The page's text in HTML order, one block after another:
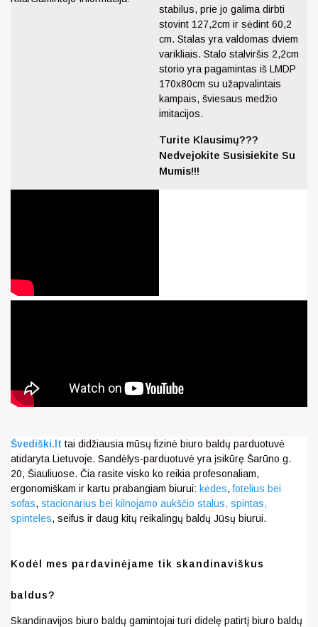
stabilus, prie jo galima dirbti
stovint 127,2cm ir sėdint 60,2
cm. Stalas yra valdomas dviem
varikliais. Stalo stalviršis 2,2cm
storio yra pagamintas iš LMDP
170x80cm su užapvalintais
kampais, šviesaus medžio
imitacijos.
Turite Klausimų???
Nedvejokite Susisiekite Su
Mumis!!!
Švediški.lt tai didžiausia mūsų fizinė biuro baldų parduotuvė
atidaryta Lietuvoje. Sandėlys-parduotuvė yra įsikūrę Šarūno g.
20, Šiauliuose. Čia rasite visko ko reikia profesonaliam,
ergonomiškam ir kartu prabangiam biurui: kėdes,fotelius bei
sofas, stacionarius bei kilnojamo aukščio stalus, spintas,
spinteles, seifus ir daug kitų reikalingų baldų Jūsų biurui.
Kodėl mes pardavinėjame tik skandinaviškus
baldus?
Skandinavijos biuro baldų gamintojai turi didelę patirtį biuro baldų